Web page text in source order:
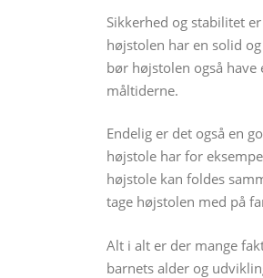
Sikkerhed og stabilitet
højstolen har en solid
bør højstolen også
måltiderne.
Endelig er det også en
højstole har for
højstole kan foldes
tage højstolen med på
Alt i alt er der mange
barnets alder og